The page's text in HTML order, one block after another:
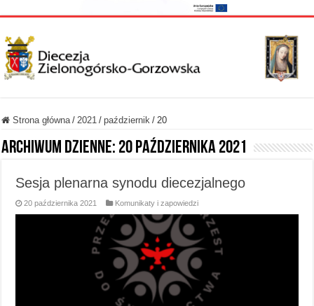
Strona główna / 2021 / październik / 20
Archiwum dzienne: 20 października 2021
Sesja plenarna synodu diecezjalnego
20 października 2021 Komunikaty i zapowiedzi